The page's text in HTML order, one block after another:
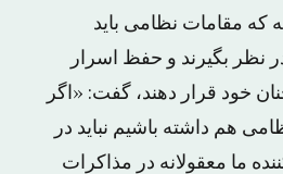
که مقامات نظامی باید
نظر بگیرند و حفظ اسرار
خود قرار دهند، گفت: «اگر
هم داشته باشیم نباید در
ما معقولانه در مذاکرات